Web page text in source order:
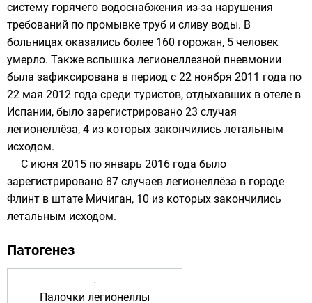
систему горячего водоснабжения из-за нарушения
требований по промывке труб и сливу воды. В
больницах оказались более 160 горожан, 5 человек
умерло. Также вспышка легионеллезной пневмонии
была зафиксирована в период с 22 ноября 2011 года по
22 мая 2012 года среди туристов, отдыхавших в отеле в
Испании, было зарегистрировано 23 случая
легионеллёза, 4 из которых закончились летальным
исходом.
С июня 2015 по январь 2016 года было
зарегистрировано 87 случаев легионеллёза в городе
Флинт в штате Мичиган, 10 из которых закончились
летальным исходом.
Патогенез
Палочки легионеллы